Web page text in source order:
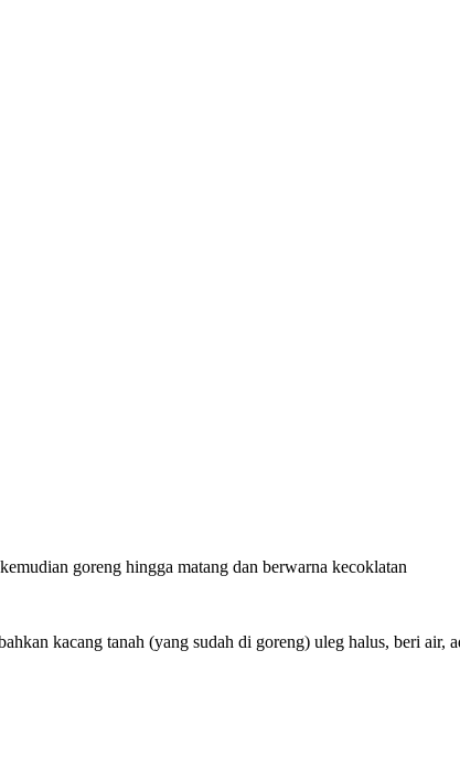
goreng hingga matang dan berwarna kecoklatan
kacang tanah (yang sudah di goreng) uleg halus, beri air,